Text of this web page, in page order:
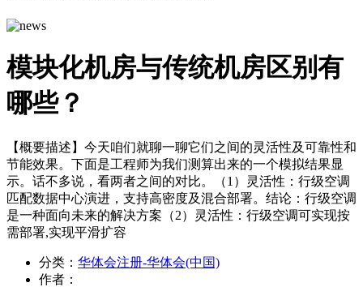
模块化机房与传统机房区别有
哪些？
【概要描述】 今天咱们就聊一聊它们之间的灵活性及可靠性和
节能效果。下面是工程师为我们测算出来的一个模拟结果显
示。话不多说，看两者之间的对比。（1）灵活性：行级空调
匹配数据中心演进，支持高密度及混合部署。结论：行级空调
是一种面向未来的解决方案（2）灵活性：行级空调可实现按
需部署,实现平滑扩容
分类： 华体会注册-华体会(中国)
作者：